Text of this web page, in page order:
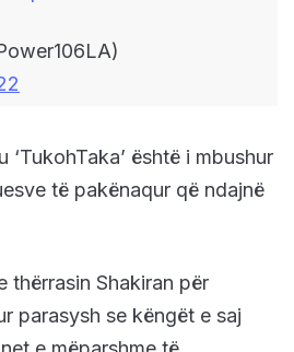
‘TukohTaka’ është i mbushur
të pakënaqur që ndajnë
thërrasin Shakiran për
parasysh se këngët e saj